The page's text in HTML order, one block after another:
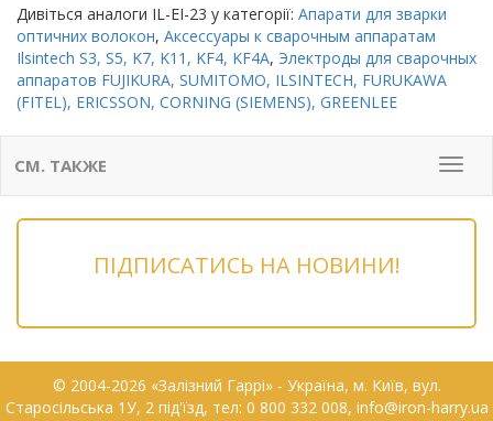
Дивіться аналоги IL-EI-23 у категорії: Апарати для зварки
оптичних волокон, Аксессуары к сварочным аппаратам
Ilsintech S3, S5, K7, K11, KF4, KF4A, Электроды для сварочных
аппаратов FUJIKURA, SUMITOMO, ILSINTECH, FURUKAWA
(FITEL), ERICSSON, CORNING (SIEMENS), GREENLEE
Меню
СМ. ТАКЖЕ
ПІДПИСАТИСЬ НА НОВИНИ!
© 2004-2026 «Залізний Гаррі» - Українa, м. Київ, вул.
Старосільська 1У, 2 під'їзд, тел: 0 800 332 008, info@iron-harry.ua